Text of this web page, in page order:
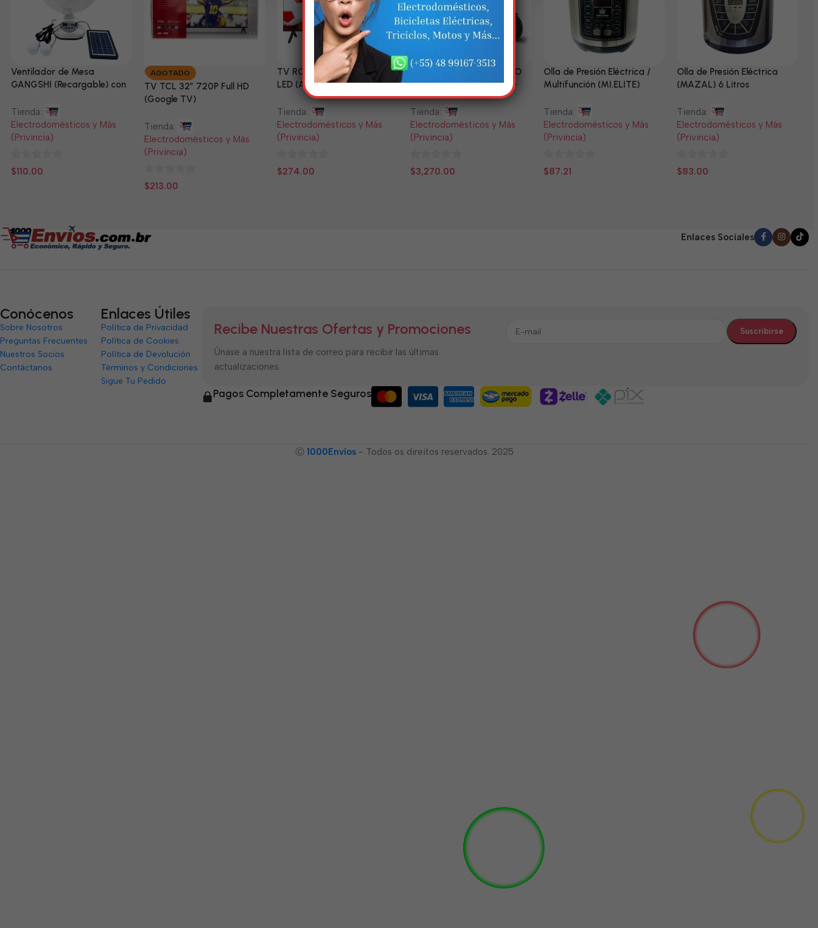
Ventilador de Mesa
GANGSHI (Recargable) con
Tienda:
Electrodomésticos y Más
(Privincia)
0
$110.00
AGOTADO
TV TCL 32” 720P Full HD
(Google TV)
Tienda:
Electrodomésticos y Más
(Privincia)
0
$213.00
TV RCA 43” 1080P Full HD
LED (Android Smart TV)
Tienda:
Electrodomésticos y Más
(Privincia)
0
$274.00
Triciclo Eléctrico (MODELO
ZJ150-R) 60V/45~52AH-
1200W
Tienda:
Electrodomésticos y Más
(Privincia)
0
$3,270.00
Olla de Presión Eléctrica /
Multifunción (MI.ELITE)
Tienda:
Electrodomésticos y Más
(Privincia)
0
$87.21
Olla de Presión Eléctrica
(MAZAL) 6 Litros
Tienda:
Electrodomésticos y Más
(Privincia)
0
$83.00
Enlaces Sociales
Conócenos
Sobre Nosotros
Preguntas Frecuentes
Nuestros Socios
Contáctanos
Enlaces Útiles
Política de Privacidad
Política de Cookies
Política de Devolución
Términos y Condiciones
Sigue Tu Pedido
Recibe Nuestras Ofertas y Promociones
Únase a nuestra lista de correo para recibir las últimas
actualizaciones.
Pagos Completamente Seguros
Ⓒ 1000Envíos - Todos os direitos reservados. 2025